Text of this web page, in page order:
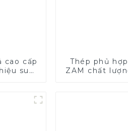
cao cấp
suất
Thép phủ
ZAM chất